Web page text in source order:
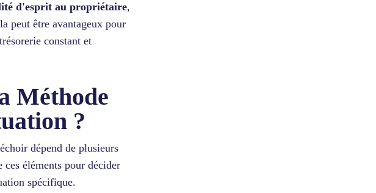
d'esprit au propriétaire,
peut être avantageux pour
constant et
Méthode
?
dépend de plusieurs
éléments pour décider
spécifique.